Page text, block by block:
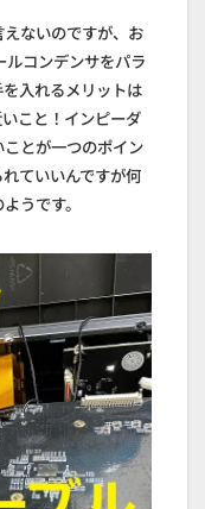
ないのですが、お
コンデンサをパラ
入れるメリットは
こと！インピーダ
とが一つのポイン
ていいんですが何
うです。